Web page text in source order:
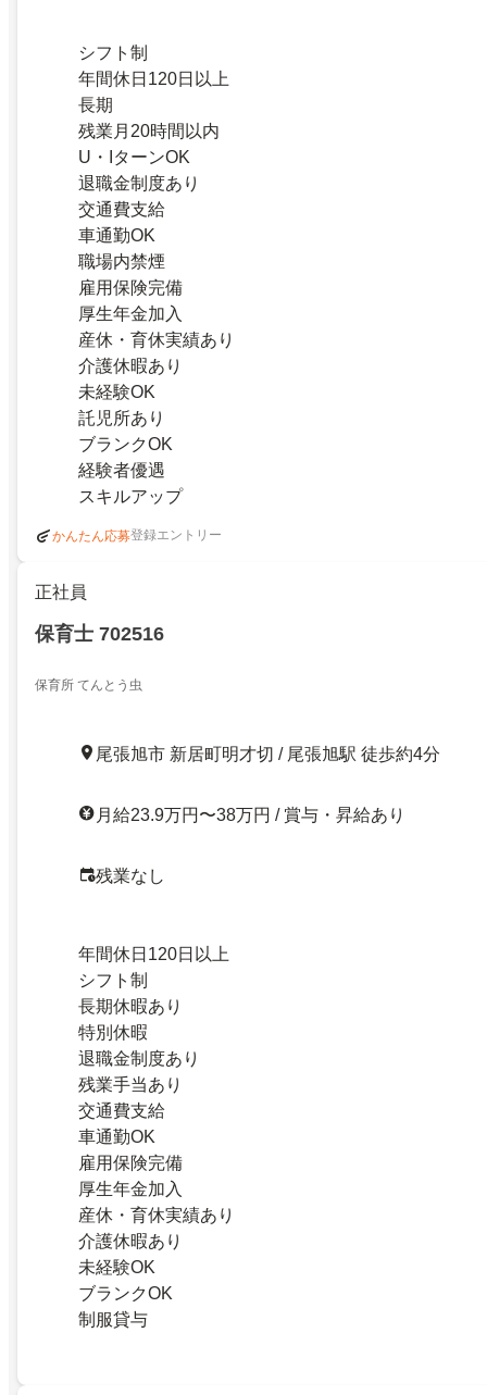
シフト制
年間休日120日以上
長期
残業月20時間以内
U・IターンOK
退職金制度あり
交通費支給
車通勤OK
職場内禁煙
雇用保険完備
厚生年金加入
産休・育休実績あり
介護休暇あり
未経験OK
託児所あり
ブランクOK
経験者優遇
スキルアップ
かんたん応募登録エントリー
正社員
保育士 702516
保育所 てんとう虫
尾張旭市 新居町明才切 / 尾張旭駅 徒歩約4分
月給23.9万円〜38万円 / 賞与・昇給あり
残業なし
年間休日120日以上
シフト制
長期休暇あり
特別休暇
退職金制度あり
残業手当あり
交通費支給
車通勤OK
雇用保険完備
厚生年金加入
産休・育休実績あり
介護休暇あり
未経験OK
ブランクOK
制服貸与